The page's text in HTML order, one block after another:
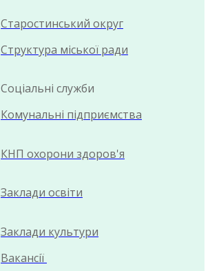
Старостинський округ
Структура міської ради
Соціальні служби
Комунальні підприємства
КНП охорони здоров'я
Заклади освіти
Заклади культури
Вакансії